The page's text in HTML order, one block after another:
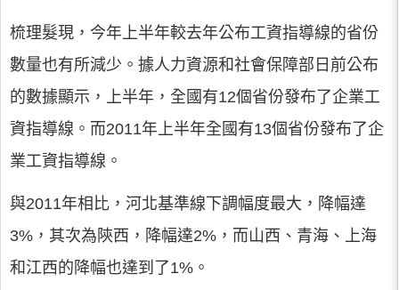
梳理髮現，今年上半年較去年公布工資指導線的省份
數量也有所減少。據人力資源和社會保障部日前公布
的數據顯示，上半年，全國有12個省份發布了企業工
資指導線。而2011年上半年全國有13個省份發布了企
業工資指導線。
與2011年相比，河北基準線下調幅度最大，降幅達
3%，其次為陝西，降幅達2%，而山西、青海、上海
和江西的降幅也達到了1%。